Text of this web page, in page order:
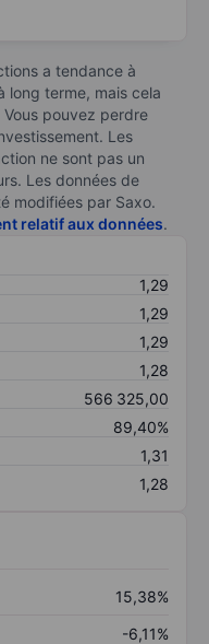
a tendance à
long terme, mais cela
pouvez perdre
Les
ne sont pas un
Les données de
modifiées par Saxo.
relatif aux données.
1,29
1,29
1,29
1,28
566 325,00
89,40%
1,31
1,28
15,38%
-6,11%